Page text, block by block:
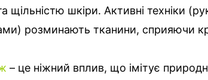
щільністю шкіри. Активні техніки
розминають тканини, сприяючи
– це ніжний вплив, що імітує